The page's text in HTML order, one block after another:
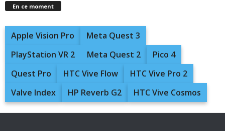
En ce moment
Apple Vision Pro
Meta Quest 3
PlayStation VR 2
Meta Quest 2
Pico 4
Quest Pro
HTC Vive Flow
HTC Vive Pro 2
Valve Index
HP Reverb G2 HTC Vive Cosmos